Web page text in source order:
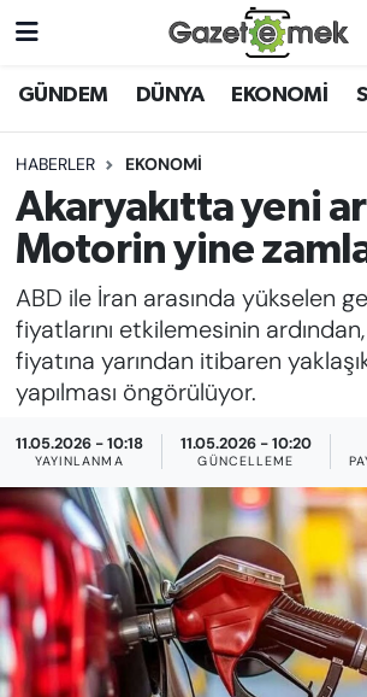
GÜNDEM DÜNYA EKONOMİ
HABERLER EKONOMİ
Akaryakıtta yeni
Motorin yine
ABD ile İran arasında yükselen
fiyatlarını etkilemesinin
fiyatına yarından itibaren
yapılması öngörülüyor.
11.05.2026 - 10:18
YAYINLANMA
11.05.2026 - 10:20
GÜNCELLEME
DÜNYA
EKONOMİ
EMEK HABERLERİ
YENİ MEDYADA EMEK
GAZETECİLİĞİNİ GELİŞTİRMEK
FAYDALI BİLGİLER
EĞİTİM
KADIN
SAĞLIK
SPOR
Nöbetçi Eczaneler
Hava Durumu
İstanbul Namaz Vakitleri
Trafik Durumu
Süper Lig Puan Durumu ve
Tüm Manşetler
Son Dakika Haberleri
Haber Arşivi